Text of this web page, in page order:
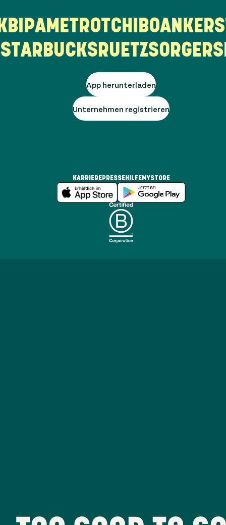
BIPA METROTCHIBO
RUETZ SORGER
App herunterladen
Unternehmen registrieren
KARRIEREPRESSEHILFEMYSTORE